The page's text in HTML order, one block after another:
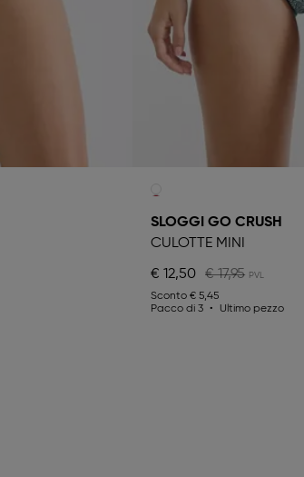
SLOGGI GO CRUSH
CULOTTE MINI
€ 12,50 € 17,95
Sconto€ 5,45
Pacco di 3
Ultimo pezzo